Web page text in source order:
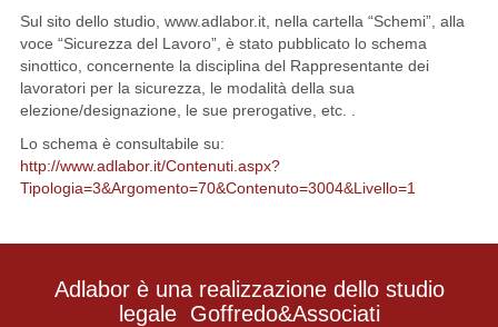
Sul sito dello studio, www.adlabor.it, nella cartella “Schemi”, alla
voce “Sicurezza del Lavoro”, è stato pubblicato lo schema
sinottico, concernente la disciplina del Rappresentante dei
lavoratori per la sicurezza, le modalità della sua
elezione/designazione, le sue prerogative, etc. .
Lo schema è consultabile su:
http://www.adlabor.it/Contenuti.aspx?
Tipologia=3&Argomento=70&Contenuto=3004&Livello=1
Adlabor è una realizzazione dello studio
legale Goffredo&Associati